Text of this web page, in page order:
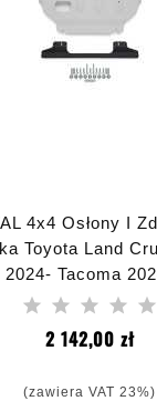
4x4 Osłony I
Toyota Land
2024- Tacoma
2 142,00 zł
(zawiera VAT 23%)